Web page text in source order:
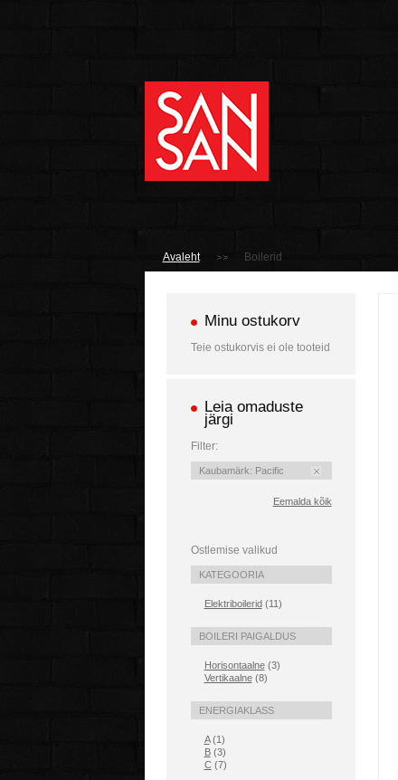
Avaleht Boilerid
Minu ostukorv
Teie ostukorvis ei ole tooteid
Leia omaduste
järgi
Filter:
Kaubamärk: Pacific
Eemalda kõik
Ostlemise valikud
KATEGOORIA
Elektriboilerid(11)
BOILERI PAIGALDUS
Horisontaalne(3)
Vertikaalne(8)
ENERGIAKLASS
A(1)
B(3)
C(7)